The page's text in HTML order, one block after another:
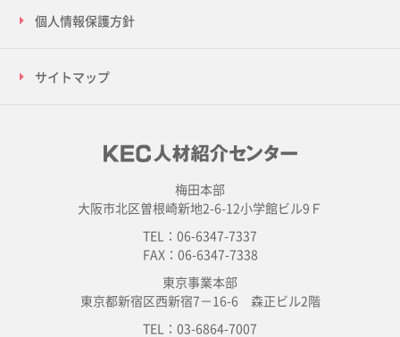
個人情報保護方針
サイトマップ
梅田本部
大阪市北区曽根崎新地2-6-12小学館ビル9Ｆ
TEL：06-6347-7337
FAX：06-6347-7338
東京事業本部
東京都新宿区西新宿7－16-6 森正ビル2階
TEL：03-6864-7007